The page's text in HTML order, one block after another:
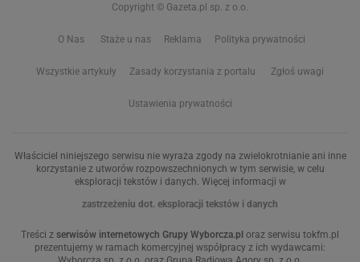
Copyright © Gazeta.pl sp. z o.o.
O Nas Staże u nas Reklama Polityka prywatności
Wszystkie artykuły Zasady korzystania z portalu Zgłoś uwagi
Ustawienia prywatności
Właściciel niniejszego serwisu nie wyraża zgody na zwielokrotnianie ani inne
korzystanie z utworów rozpowszechnionych w tym serwisie, w celu
eksploracji tekstów i danych. Więcej informacji w
zastrzeżeniu dot. eksploracji tekstów i danych
Treści z serwisów internetowych Grupy Wyborcza.pl oraz serwisu tokfm.pl
prezentujemy w ramach komercyjnej współpracy z ich wydawcami: